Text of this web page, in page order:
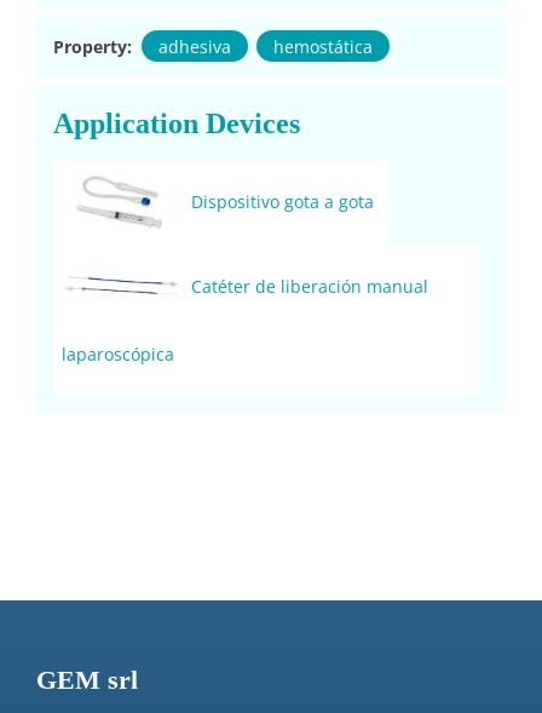
Property: adhesiva hemostática
Application Devices
Dispositivo gota a gota
Catéter de liberación manual
laparoscópica
GEM srl